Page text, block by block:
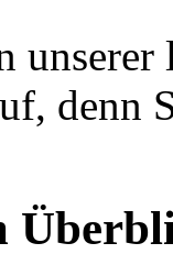
denn